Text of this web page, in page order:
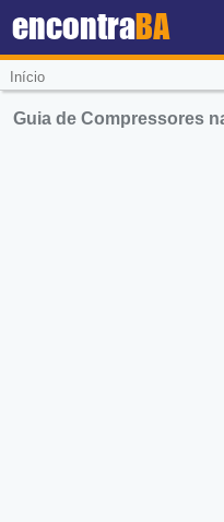
encontraBA
Início
Guia de Compressores